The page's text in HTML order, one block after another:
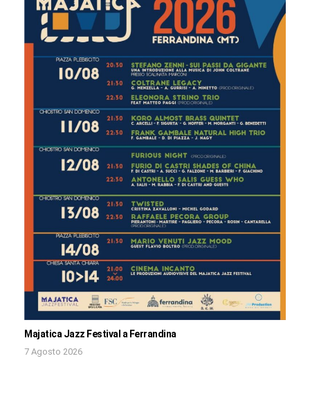
Majatica Jazz Festival a Ferrandina
7 Agosto 2026